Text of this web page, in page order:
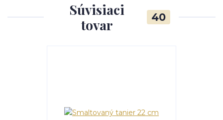
Súvisiaci
tovar
40